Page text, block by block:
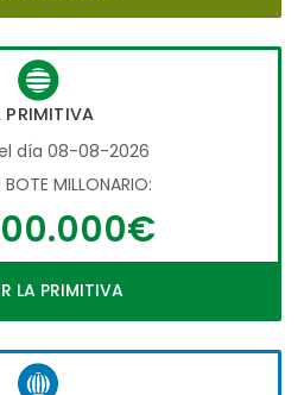
PRIMITIVA
día 08-08-2026
MILLONARIO:
LA PRIMITIVA